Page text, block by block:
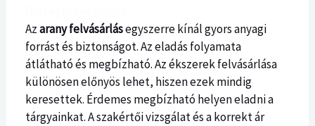
Azarany felvásárlásegyszerre kínál gyors anyagi
forrást és biztonságot. Az eladás folyamata
átlátható és megbízható. Az ékszerek felvásárlása
különösen előnyös lehet, hiszen ezek mindig
keresettek. Érdemes megbízható helyen eladni a
tárgyainkat. A szakértői vizsgálat és a korrekt ár